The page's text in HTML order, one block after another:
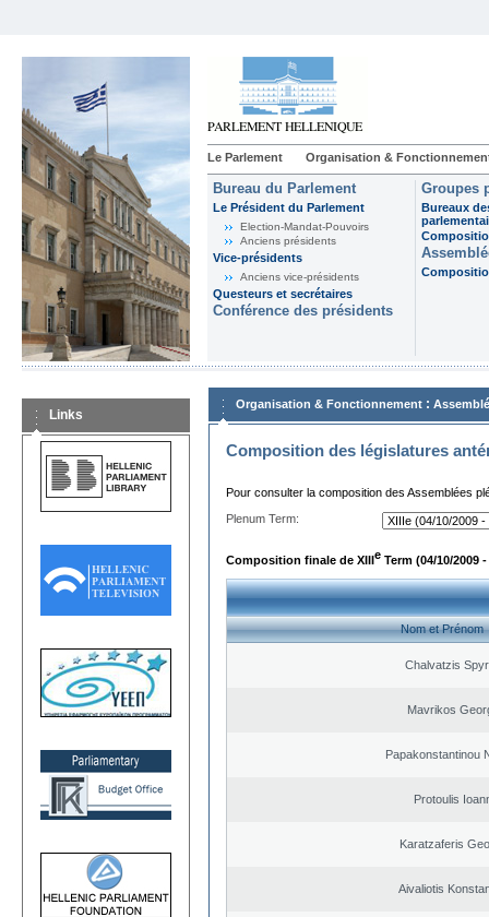
Le Parlement Organisation &
Bureau du Parlement
Le Président du Parlement
Election-Mandat-Pouvoirs
Anciens présidents
Vice-présidents
Anciens vice-présidents
Questeurs et secrétaires
Conférence des présidents
Groupes
Bureaux
Links
Organisation & Fonctionnement :
Composition des législatures
Pour consulter la composition des Assemblées
Plenum Term:
Composition finale de XIIIe Term (04/10/2009 -
Nom et Prénom
Chalvatzis
Mavrikos
Papakonstantinou
Protoulis
Karatzaferis
Aivaliotis